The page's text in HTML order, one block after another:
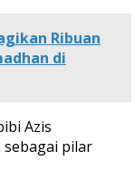
Ribuan
di
Azis
sebagai pilar